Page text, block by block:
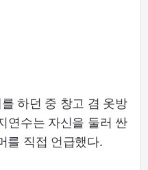
하던 중 창고 겸 옷방
연수는 자신을 둘러 싼
를 직접 언급했다.